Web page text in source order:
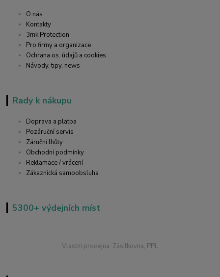
O nás
Kontakty
3mk Protection
Pro firmy a organizace
Ochrana os. údajů a cookies
Návody, tipy, news
Rady k nákupu
Doprava a platba
Pozáruční servis
Záruční lhůty
Obchodní podmínky
Reklamace / vrácení
Zákaznická samoobsluha
5300+ výdejních míst
Vlastní prodejna, Zásilkovna, PPL